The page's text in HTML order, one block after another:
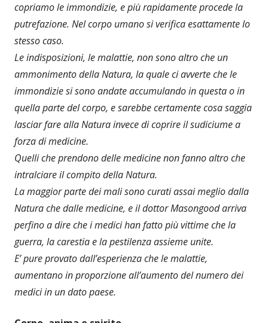
copriamo le immondizie, e più rapidamente procede la
putrefazione. Nel corpo umano si verifica esattamente lo
stesso caso.
Le indisposizioni, le malattie, non sono altro che un
ammonimento della Natura, la quale ci avverte che le
immondizie si sono andate accumulando in questa o in
quella parte del corpo, e sarebbe certamente cosa saggia
lasciar fare alla Natura invece di coprire il sudiciume a
forza di medicine.
Quelli che prendono delle medicine non fanno altro che
intralciare il compito della Natura.
La maggior parte dei mali sono curati assai meglio dalla
Natura che dalle medicine, e il dottor Masongood arriva
perfino a dire che i medici han fatto più vittime che la
guerra, la carestia e la pestilenza assieme unite.
E’ pure provato dall’esperienza che le malattie,
aumentano in proporzione all’aumento del numero dei
medici in un dato paese.